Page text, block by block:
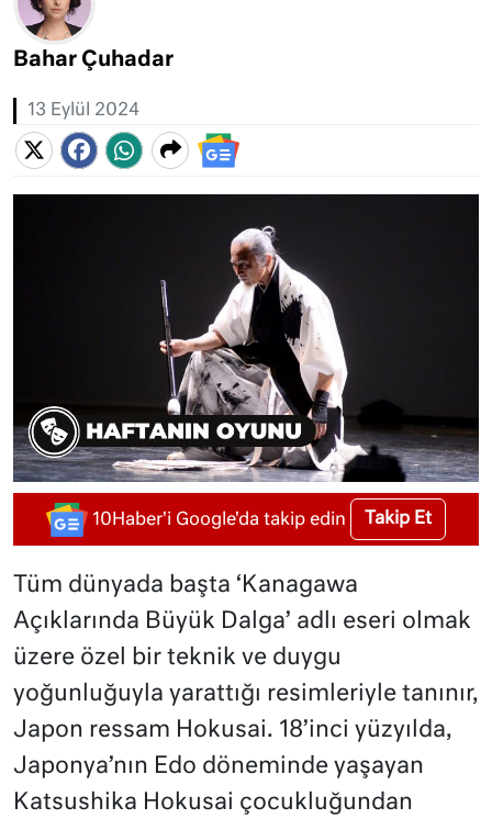
Bahar Çuhadar
13 Eylül 2024
10Haber'i Google'da takip edin Takip Et
Tüm dünyada başta ‘Kanagawa
Açıklarında Büyük Dalga’ adlı eseri olmak
üzere özel bir teknik ve duygu
yoğunluğuyla yarattığı resimleriyle tanınır,
Japon ressam Hokusai. 18’inci yüzyılda,
Japonya’nın Edo döneminde yaşayan
Katsushika Hokusai çocukluğundan